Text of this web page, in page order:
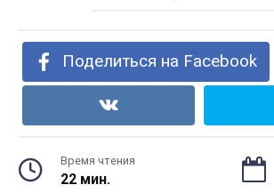
Поделиться на Facebook
Время чтения
22 мин.